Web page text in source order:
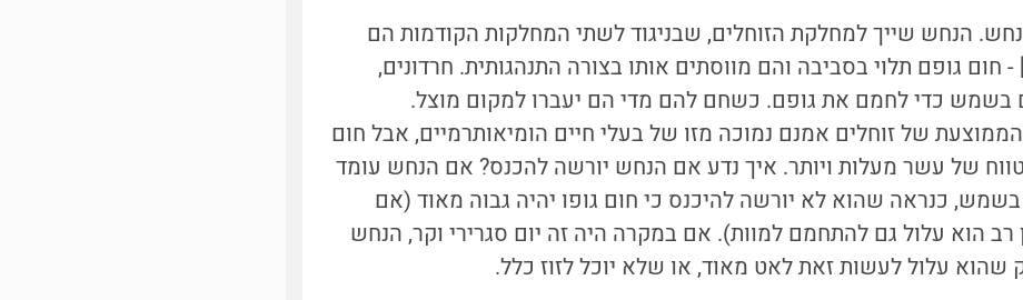
הנחש שייך למחלקת הזוחלים, שבניגוד לשתי המחלקות הקודמות הם
[9] - חום גופם תלוי בסביבה והם מווסתים אותו בצורה התנהגותית. חרדונים,
בשמש כדי לחמם את גופם. כשחם להם מדי הם יעברו למקום מוצל.
של זוחלים אמנם נמוכה מזו של בעלי חיים הומיאותרמיים, אבל חום
של עשר מעלות ויותר. איך נדע אם הנחש יורשה להכנס? אם הנחש עומד
בשמש, כנראה שהוא לא יורשה להיכנס כי חום גופו יהיה גבוה מאוד (אם
הוא עלול גם להתחמם למוות). אם במקרה היה זה יום סגרירי וקר, הנחש
שהוא עלול לעשות זאת לאט מאוד, או שלא יוכל לזוז כלל.